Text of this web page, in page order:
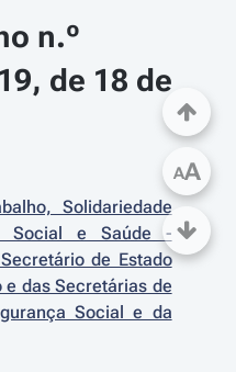
n.º
de 18 de
Solidariedade
Social e Saúde -
de Estado
e das Secretárias de
Social e da
AA